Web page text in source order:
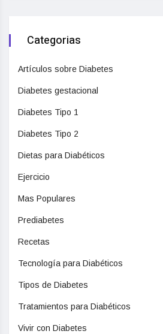
Categorias
Artículos sobre Diabetes
Diabetes gestacional
Diabetes Tipo 1
Diabetes Tipo 2
Dietas para Diabéticos
Ejercicio
Mas Populares
Prediabetes
Recetas
Tecnología para Diabéticos
Tipos de Diabetes
Tratamientos para Diabéticos
Vivir con Diabetes